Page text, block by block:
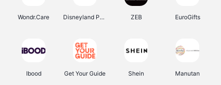
Wondr.Care Disneyland Paris ZEB EuroGifts
Ibood Get Your Guide Shein Manutan